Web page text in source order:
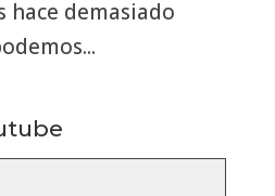
hace demasiado